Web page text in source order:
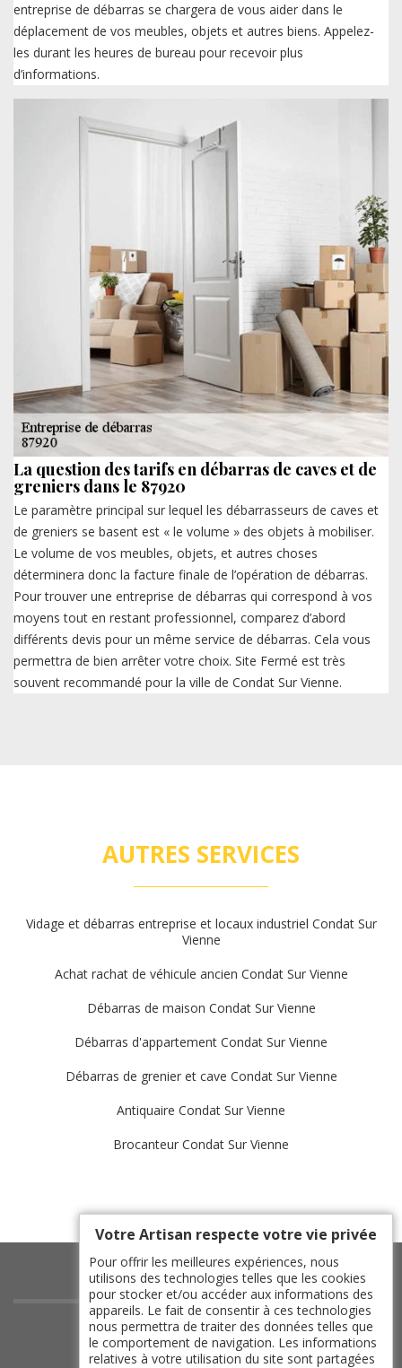
entreprise de débarras se chargera de vous aider dans le
déplacement de vos meubles, objets et autres biens. Appelez-
les durant les heures de bureau pour recevoir plus
d’informations.
La question des tarifs en débarras de caves et de
greniers dans le 87920
Le paramètre principal sur lequel les débarrasseurs de caves et
de greniers se basent est « le volume » des objets à mobiliser.
Le volume de vos meubles, objets, et autres choses
déterminera donc la facture finale de l’opération de débarras.
Pour trouver une entreprise de débarras qui correspond à vos
moyens tout en restant professionnel, comparez d’abord
différents devis pour un même service de débarras. Cela vous
permettra de bien arrêter votre choix. Site Fermé est très
souvent recommandé pour la ville de Condat Sur Vienne.
AUTRES SERVICES
Vidage et débarras entreprise et locaux industriel Condat Sur
Vienne
Achat rachat de véhicule ancien Condat Sur Vienne
Débarras de maison Condat Sur Vienne
Débarras d'appartement Condat Sur Vienne
Débarras de grenier et cave Condat Sur Vienne
Antiquaire Condat Sur Vienne
Brocanteur Condat Sur Vienne
indisponible
indisponible
Votre Artisan respecte votre vie privée
Pour offrir les meilleures expériences, nous
utilisons des technologies telles que les cookies
pour stocker et/ou accéder aux informations des
appareils. Le fait de consentir à ces technologies
nous permettra de traiter des données telles que
le comportement de navigation. Les informations
relatives à votre utilisation du site sont partagées